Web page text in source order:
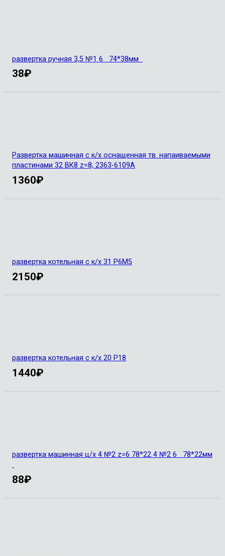
развертка ручная 3,5 №1 6 74*38мм
38₽
Развертка машинная с к/х оснащенная тв. напаиваемыми
пластинами 32 ВК8 z=8; 2363-6109А
1360₽
развертка котельная с к/х 31 Р6М5
2150₽
развертка котельная с к/х 20 Р18
1440₽
развертка машинная ц/х 4 №2 z=6 78*22 4 №2 6 78*22мм
88₽